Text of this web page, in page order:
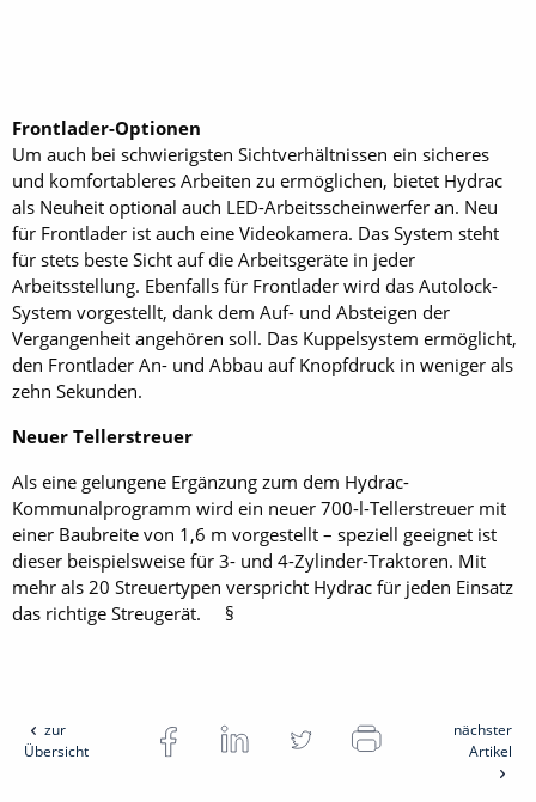
Frontlader-Optionen
Um auch bei schwierigsten Sichtverhältnissen ein sicheres
und komfortableres Arbeiten zu ermöglichen, bietet Hydrac
als Neuheit optional auch LED-Arbeitsscheinwerfer an. Neu
für Frontlader ist auch eine Videokamera. Das System steht
für stets beste Sicht auf die Arbeitsgeräte in jeder
Arbeitsstellung. Ebenfalls für Frontlader wird das Autolock-
System vorgestellt, dank dem Auf- und Absteigen der
Vergangenheit angehören soll. Das Kuppelsystem ermöglicht,
den Frontlader An- und Abbau auf Knopfdruck in weniger als
zehn Sekunden.
Neuer Tellerstreuer
Als eine gelungene Ergänzung zum dem Hydrac-
Kommunalprogramm wird ein neuer 700-l-Tellerstreuer mit
einer Baubreite von 1,6 m vorgestellt – speziell geeignet ist
dieser beispielsweise für 3- und 4-Zylinder-Traktoren. Mit
mehr als 20 Streuer­typen verspricht Hydrac für jeden Einsatz
das richtige Streu­gerät. §
zur
Übersicht
nächster
Artikel